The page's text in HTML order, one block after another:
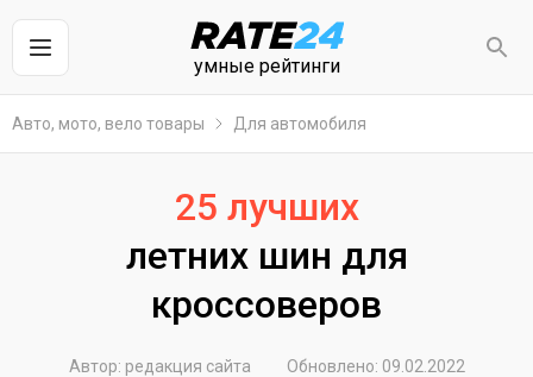
умные рейтинги
Авто, мото, вело товары Для автомобиля
25 лучших
летних шин для
кроссоверов
Автор: редакция сайта Обновлено: 09.02.2022